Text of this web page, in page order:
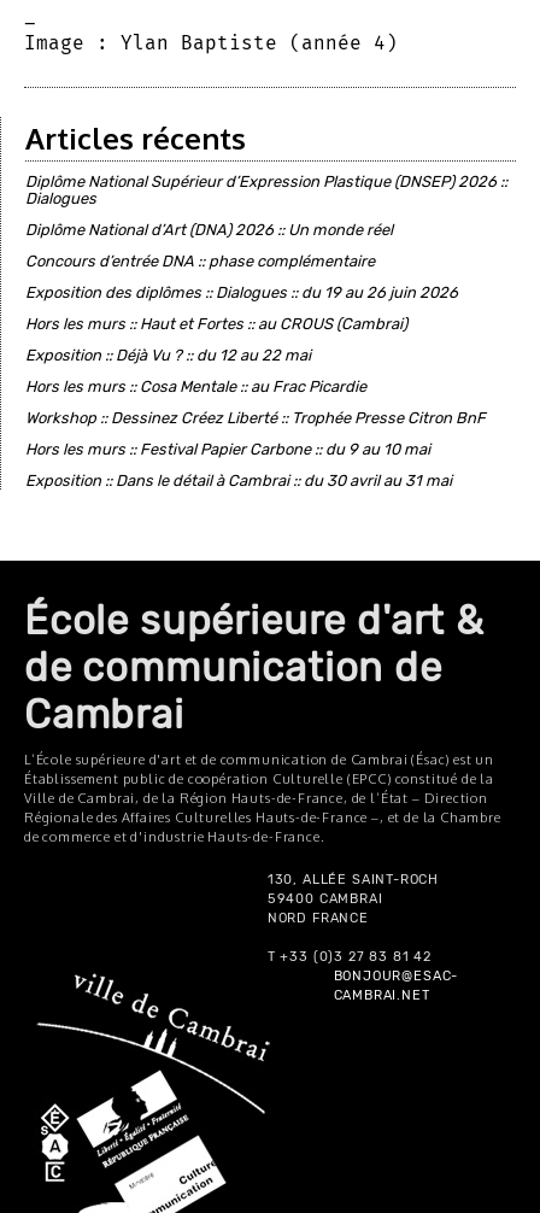
Image : Ylan Baptiste (année 4)
Articles récents
Diplôme National Supérieur d’Expression Plastique (DNSEP) 2026 ::
Dialogues
Diplôme National d’Art (DNA) 2026 :: Un monde réel
Concours d’entrée DNA :: phase complémentaire
Exposition des diplômes :: Dialogues :: du 19 au 26 juin 2026
Hors les murs :: Haut et Fortes :: au CROUS (Cambrai)
Exposition :: Déjà Vu ? :: du 12 au 22 mai
Hors les murs :: Cosa Mentale :: au Frac Picardie
Workshop :: Dessinez Créez Liberté :: Trophée Presse Citron BnF
Hors les murs :: Festival Papier Carbone :: du 9 au 10 mai
Exposition :: Dans le détail à Cambrai :: du 30 avril au 31 mai
École supérieure d'art &
de communication de
Cambrai
L’École supérieure d'art et de communication de Cambrai (Ésac) est un
Établissement public de coopération Culturelle (EPCC) constitué de la
Ville de Cambrai, de la Région Hauts-de-France, de l’État – Direction
Régionale des Affaires Culturelles Hauts-de-France –, et de la Chambre
de commerce et d'industrie Hauts-de-France.
130, ALLÉE SAINT-ROCH
59400 CAMBRAI
NORD FRANCE
T +33 (0)3 27 83 81 42
BONJOUR@ESAC-
CAMBRAI.NET